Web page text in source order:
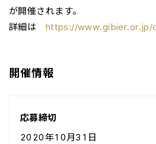
が開催されます。
詳細は https://
開催情報
応募締切
2020年10月31日